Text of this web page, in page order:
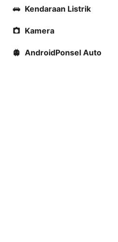
Kendaraan Listrik
Kamera
AndroidPonsel Auto